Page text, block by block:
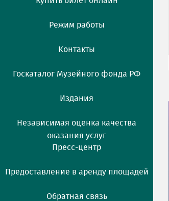
Режим работы
Контакты
Госкаталог Музейного фонда РФ
Издания
Независимая оценка качества
оказания услуг
Пресс-центр
Предоставление в аренду площадей
Обратная связь